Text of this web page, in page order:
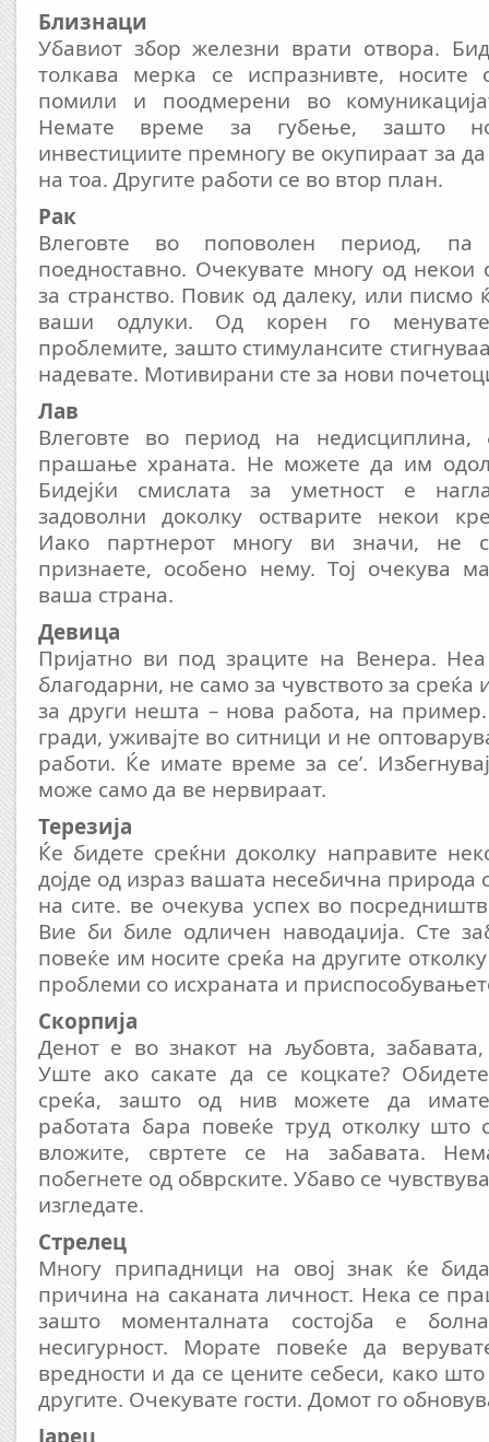
Близнаци
Убавиот збор железни врати отвора.
толкава мерка се испразнивте, носите
помили и поодмерени во
Немате време за губење, зашто
инвестициите премногу ве окупираат за
на тоа. Другите работи се во втор план.
Рак
Влеговте во поповолен период, па
поедноставно. Очекувате многу од некои
за странство. Повик од далеку, или писмо
ваши одлуки. Од корен го
проблемите, зашто стимулансите
надевате. Мотивирани сте за нови
Лав
Влеговте во период на
прашање храната. Не можете да им
Бидејќи смислата за уметност е
задоволни доколку остварите некои
Иако партнерот многу ви значи, не
признаете, особено нему. Тој очекува
ваша страна.
Девица
Пријатно ви под зраците на Венера.
благодарни, не само за чувството за среќа
за други нешта – нова работа, на
гради, уживајте во ситници и не
работи. Ќе имате време за се’.
може само да ве нервираат.
Терезија
Ќе бидете среќни доколку направите
дојде од израз вашата несебична природа
на сите. ве очекува успех во
Вие би биле одличен наводаџија. Сте
повеќе им носите среќа на другите
проблеми со исхраната и
Скорпија
Денот е во знакот на љубовта,
Уште ако сакате да се коцкате?
среќа, зашто од нив можете да имате
работата бара повеќе труд отколку што
вложите, свртете се на забавата.
побегнете од обврските. Убаво се
изгледате.
Стрелец
Многу припадници на овој знак ќе
причина на саканата личност. Нека се
зашто моменталната состојба е
несигурност. Морате повеќе да
вредности и да се цените себеси, како
другите. Очекувате гости. Домот го